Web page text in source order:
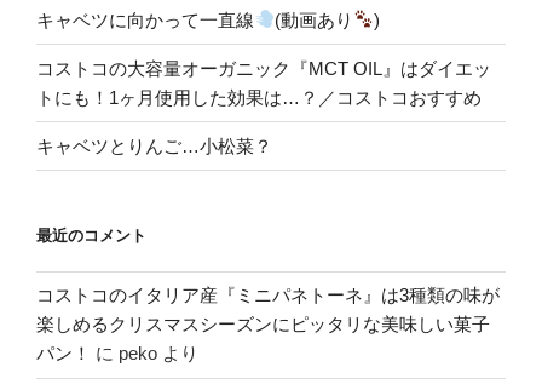
キャベツに向かって一直線 (動画あり )
コストコの大容量オーガニック『MCT OIL』はダイエッ
トにも！1ヶ月使用した効果は…？／コストコおすすめ
キャベツとりんご…小松菜？
最近のコメント
コストコのイタリア産『ミニパネトーネ』は3種類の味が
楽しめるクリスマスシーズンにピッタリな美味しい菓子
パン！
に peko より